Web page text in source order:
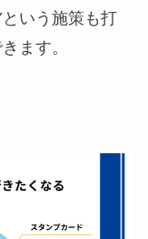
いう施策も打
ます。